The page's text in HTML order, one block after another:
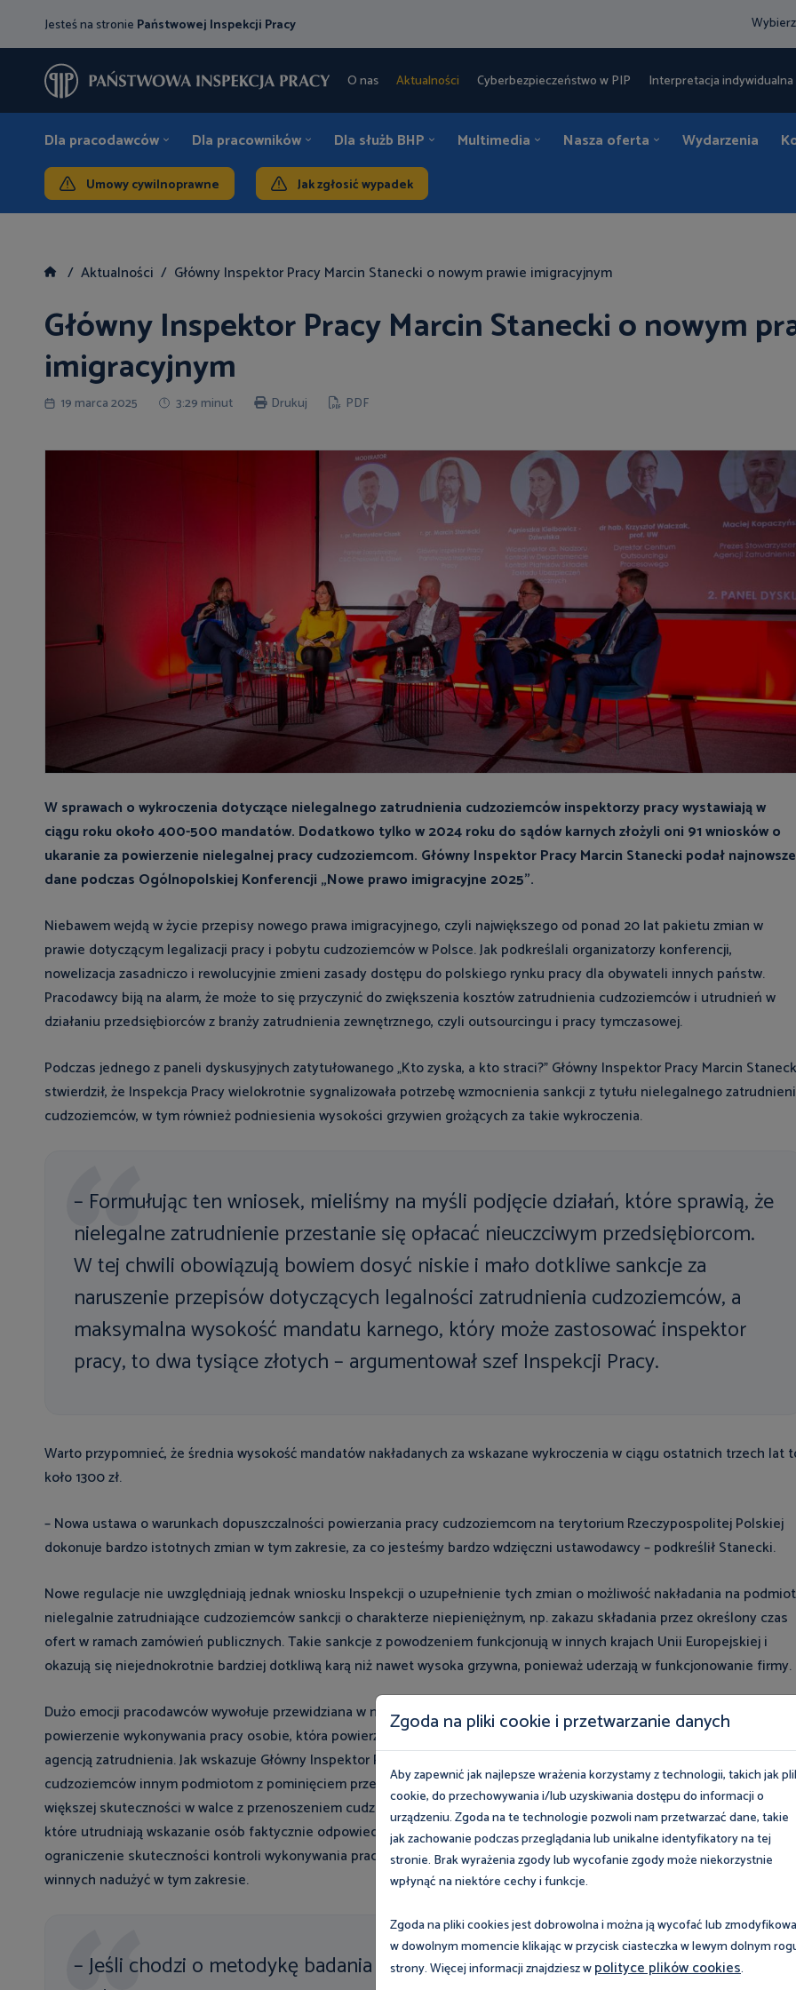
Jesteś na stronie Państwowej Inspekcji Pracy
O nas Aktualności Cyberbezpieczeństwo w PIP Interpretacja indywidualna
Dla pracodawców Dla pracowników Dla służb BHP Multimedia Nasza oferta Wydarzenia
Umowy cywilnoprawne Jak zgłosić wypadek
Aktualności Główny Inspektor Pracy Marcin Stanecki o nowym prawie imigracyjnym
Główny Inspektor Pracy Marcin Stanecki o nowym
imigracyjnym
19 marca 2025 3:29 minut Drukuj PDF
W sprawach o wykroczenia dotyczące nielegalnego zatrudnienia cudzoziemców inspektorzy pracy wystawiają w
ciągu roku około 400-500 mandatów. Dodatkowo tylko w 2024 roku do sądów karnych złożyli oni 91 wniosków o
ukaranie za powierzenie nielegalnej pracy cudzoziemcom. Główny Inspektor Pracy Marcin Stanecki podał najnowsze
dane podczas Ogólnopolskiej Konferencji „Nowe prawo imigracyjne 2025”.
Niebawem wejdą w życie przepisy nowego prawa imigracyjnego, czyli największego od ponad 20 lat pakietu zmian w
prawie dotyczącym legalizacji pracy i pobytu cudzoziemców w Polsce. Jak podkreślali organizatorzy konferencji,
nowelizacja zasadniczo i rewolucyjnie zmieni zasady dostępu do polskiego rynku pracy dla obywateli innych państw.
Pracodawcy biją na alarm, że może to się przyczynić do zwiększenia kosztów zatrudnienia cudzoziemców i utrudnień w
działaniu przedsiębiorców z branży zatrudnienia zewnętrznego, czyli outsourcingu i pracy tymczasowej.
Podczas jednego z paneli dyskusyjnych zatytułowanego „Kto zyska, a kto straci?” Główny Inspektor Pracy Marcin
stwierdził, że Inspekcja Pracy wielokrotnie sygnalizowała potrzebę wzmocnienia sankcji z tytułu nielegalnego
cudzoziemców, w tym również podniesienia wysokości grzywien grożących za takie wykroczenia.
– Formułując ten wniosek, mieliśmy na myśli podjęcie działań, które sprawią, że
nielegalne zatrudnienie przestanie się opłacać nieuczciwym przedsiębiorcom.
W tej chwili obowiązują bowiem dosyć niskie i mało dotkliwe sankcje za
naruszenie przepisów dotyczących legalności zatrudnienia cudzoziemców, a
maksymalna wysokość mandatu karnego, który może zastosować inspektor
pracy, to dwa tysiące złotych – argumentował szef Inspekcji Pracy.
Warto przypomnieć, że średnia wysokość mandatów nakładanych za wskazane wykroczenia w ciągu ostatnich trzech lat
koło 1300 zł.
– Nowa ustawa o warunkach dopuszczalności powierzania pracy cudzoziemcom na terytorium Rzeczypospolitej Polskiej
dokonuje bardzo istotnych zmian w tym zakresie, za co jesteśmy bardzo wdzięczni ustawodawcy – podkreślił Stanecki.
Nowe regulacje nie uwzględniają jednak wniosku Inspekcji o uzupełnienie tych zmian o możliwość nakładania na
nielegalnie zatrudniające cudzoziemców sankcji o charakterze niepieniężnym, np. zakazu składania przez określony czas
ofert w ramach zamówień publicznych. Takie sankcje z powodzeniem funkcjonują w innych krajach Unii Europejskiej i
okazują się niejednokrotnie bardziej dotkliwą karą niż nawet wysoka grzywna, ponieważ uderzają w funkcjonowanie firmy.
Dużo emocji pracodawców wywołuje przewidziana w nowych przepisach możliwość ukarania wysoką grzywną za
powierzenie wykonywania pracy osobie, która powierzyła pracę pracownikowi skierowanemu przez podmiot niebędący
agencją zatrudnienia. Jak wskazuje Główny Inspektor Pracy, możliwość ukarania podmiotów, które udostępniają
cudzoziemców innym podmiotom z pominięciem przepisów dotyczących pracy tymczasowej, ma na celu zapewnienie
większej skuteczności w walce z przenoszeniem cudzoziemców między podmiotami, tworzeniem pozornych powiązań,
które utrudniają wskazanie osób faktycznie odpowiedzialnych za powierzanie pracy cudzoziemcom. Ma to wpływ na
ograniczenie skuteczności kontroli wykonywania pracy przez cudzoziemców oraz może uniemożliwiać ukaranie osób
winnych nadużyć w tym zakresie.
– Jeśli chodzi o metodykę badania nieprawidłowego outsourcingu, będącego w
Zgoda na pliki cookie i przetwarzanie danych
Aby zapewnić jak najlepsze wrażenia korzystamy z technologii, takich jak
cookie, do przechowywania i/lub uzyskiwania dostępu do informacji o
urządzeniu. Zgoda na te technologie pozwoli nam przetwarzać dane, takie
jak zachowanie podczas przeglądania lub unikalne identyfikatory na tej
stronie. Brak wyrażenia zgody lub wycofanie zgody może niekorzystnie
wpłynąć na niektóre cechy i funkcje.
Zgoda na pliki cookies jest dobrowolna i można ją wycofać lub
w dowolnym momencie klikając w przycisk ciasteczka w lewym dolnym
strony. Więcej informacji znajdziesz wpolityce plików cookies.